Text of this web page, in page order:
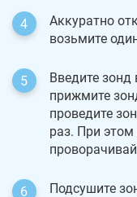
Аккуратно
возьмите
Введите
прижмите
проведите
раз. При
Подсушите